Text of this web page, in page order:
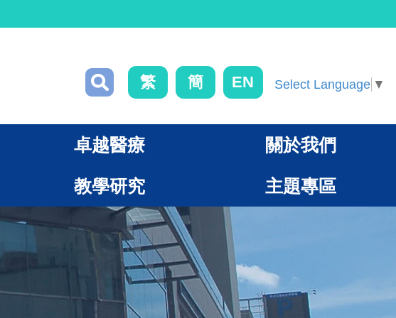
繁 簡 EN Select Language ▼
卓越醫療 關於我們
教學研究 主題專區